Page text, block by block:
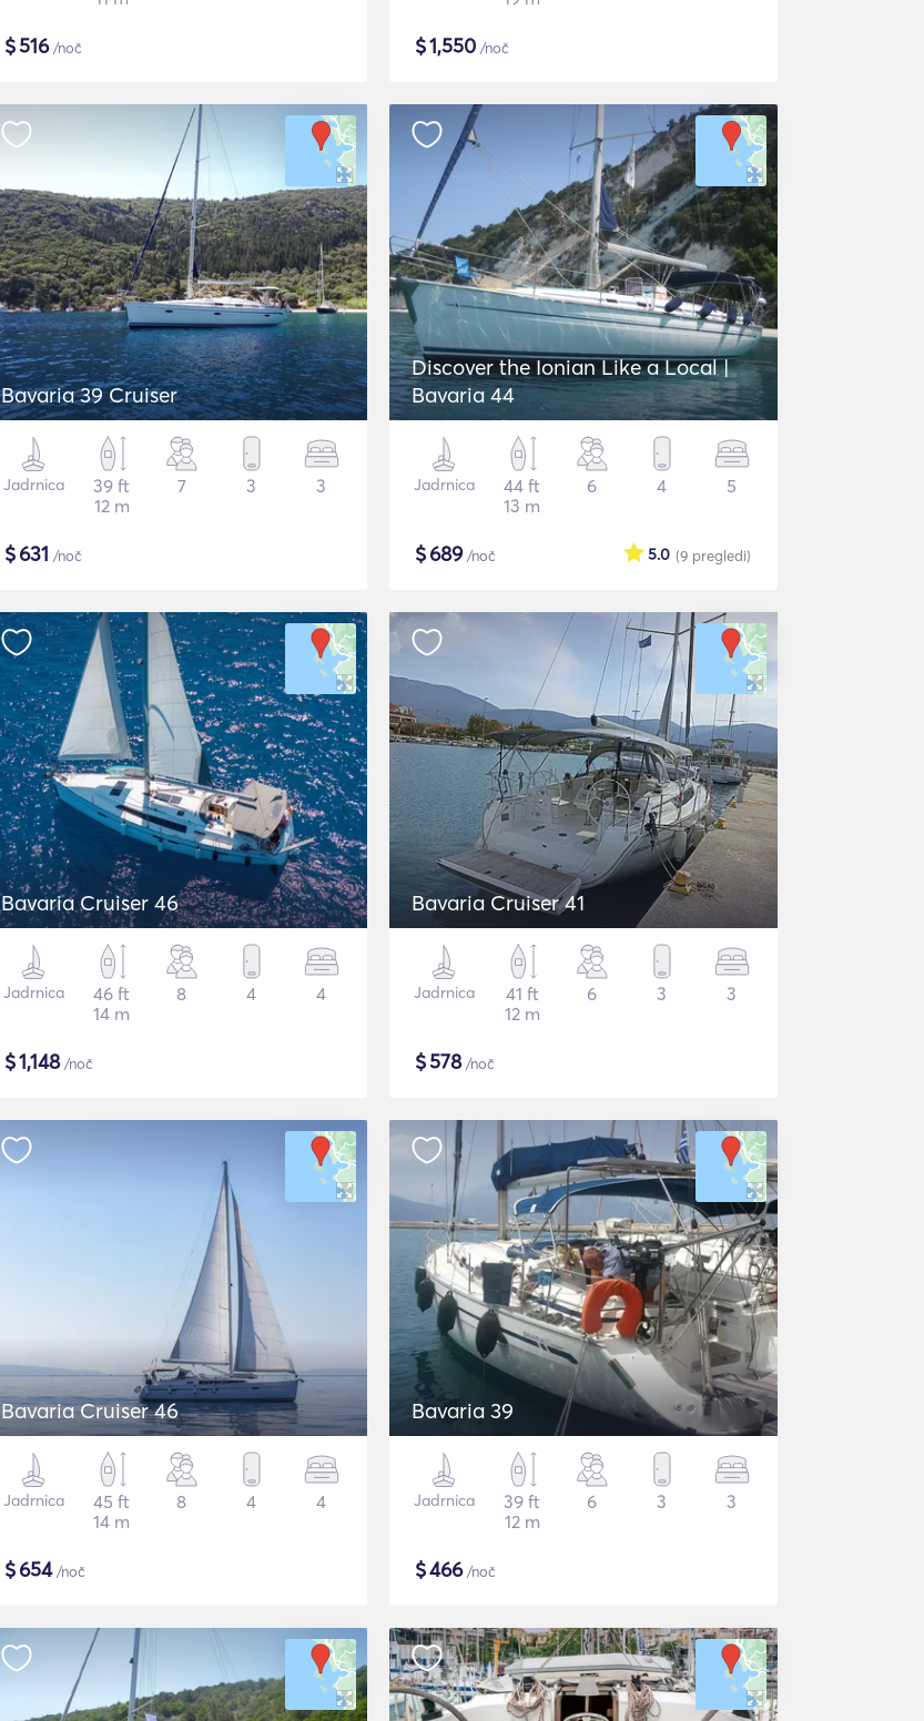
$516/noč $1,550 /noč
Bavaria 39 Cruiser
Jadrnica
39 ft
12 m
7 3 3
$631 /noč
Discover the Ionian Like a Local |
Bavaria 44
Jadrnica
44 ft
13 m
6 4 5
$689/noč (9 pregledi)
5.0
Bavaria Cruiser 46
Jadrnica
46 ft
14 m
8 4 4
$1,148/noč
Bavaria Cruiser 41
Jadrnica
41 ft
12 m
6 3 3
$578/noč
Bavaria Cruiser 46
Jadrnica
45 ft
14 m
8 4 4
$654/noč
Bavaria 39
Jadrnica
39 ft
12 m
6 3 3
$466/noč